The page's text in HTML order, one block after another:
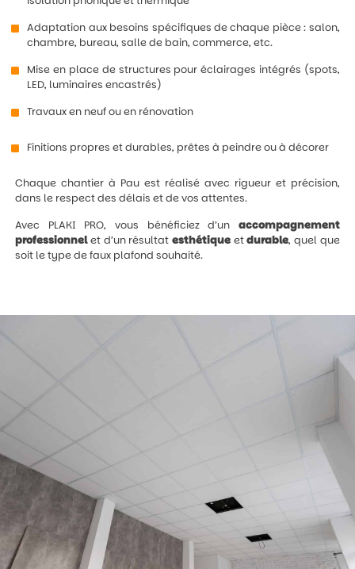
Adaptation aux besoins spécifiques de chaque pièce : salon,
chambre, bureau, salle de bain, commerce, etc.
Mise en place de structures pour éclairages intégrés (spots,
LED, luminaires encastrés)
Travaux en neuf ou en rénovation
Finitions propres et durables, prêtes à peindre ou à décorer
Chaque chantier à Pau est réalisé avec rigueur et précision,
dans le respect des délais et de vos attentes.
Avec PLAKI PRO, vous bénéficiez d’un accompagnement
professionnelet d’un résultat esthétique etdurable, quel que
soit le type de faux plafond souhaité.